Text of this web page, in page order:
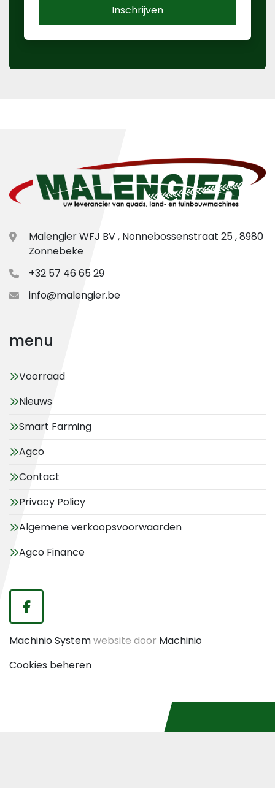
Inschrijven
Malengier WFJ BV , Nonnebossenstraat 25 , 8980
Zonnebeke
+32 57 46 65 29
info@malengier.be
menu
Voorraad
Nieuws
Smart Farming
Agco
Contact
Privacy Policy
Algemene verkoopsvoorwaarden
Agco Finance
facebook
Machinio Systemwebsite door Machinio
Cookies beheren